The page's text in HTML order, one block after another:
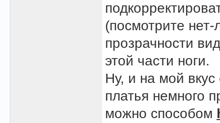
(посмотрите
прозрачности
этой части ноги.
Ну, и на мой
платья немного
можно способом